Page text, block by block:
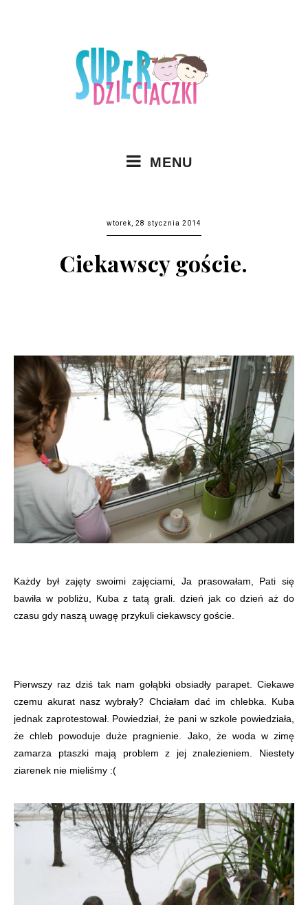
MENU
wtorek, 28 stycznia 2014
Ciekawscy goście.
Każdy był zajęty swoimi zajęciami, Ja prasowałam, Pati się
bawiła w pobliżu, Kuba z tatą grali. dzień jak co dzień aż do
czasu gdy naszą uwagę przykuli ciekawscy goście.
Pierwszy raz dziś tak nam gołąbki obsiadły parapet. Ciekawe
czemu akurat nasz wybrały? Chciałam dać im chlebka. Kuba
jednak zaprotestował. Powiedział, że pani w szkole powiedziała,
że chleb powoduje duże pragnienie. Jako, że woda w zimę
zamarza ptaszki mają problem z jej znalezieniem. Niestety
ziarenek nie mieliśmy :(